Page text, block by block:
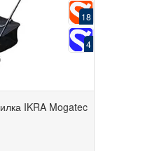
18
4
IKRA Mogatec